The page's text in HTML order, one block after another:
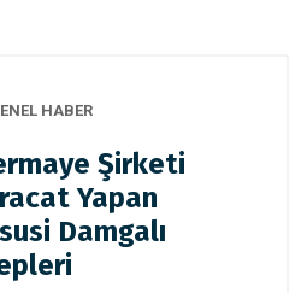
HABER
Şirketi
Yapan
Damgalı